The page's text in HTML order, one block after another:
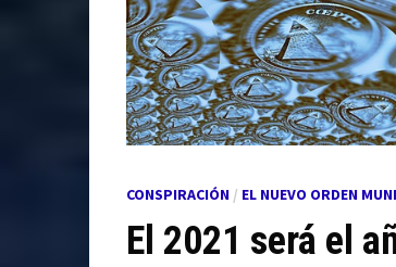
CONSPIRACIÓN/ EL NUEVO ORDEN
El 2021 será el